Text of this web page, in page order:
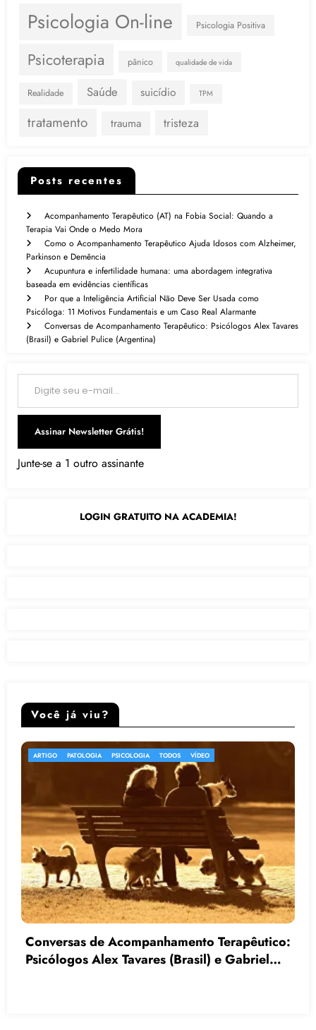
Psicologia On-line Psicologia Positiva
Psicoterapia pânico qualidade de vida
Realidade Saúde suicídio TPM
tratamento trauma tristeza
Posts recentes
Acompanhamento Terapêutico (AT) na Fobia Social: Quando a
Terapia Vai Onde o Medo Mora
Como o Acompanhamento Terapêutico Ajuda Idosos com Alzheimer,
Parkinson e Demência
Acupuntura e infertilidade humana: uma abordagem integrativa
baseada em evidências científicas
Por que a Inteligência Artificial Não Deve Ser Usada como
Psicóloga: 11 Motivos Fundamentais e um Caso Real Alarmante
Conversas de Acompanhamento Terapêutico: Psicólogos Alex Tavares
(Brasil) e Gabriel Pulice (Argentina)
Digite seu e-mail…
Assinar Newsletter Grátis!
Junte-se a 1 outro assinante
LOGIN GRATUITO NA ACADEMIA!
Você já viu?
ARTIGO PSICOLOGIA TODOS VÍDEO
As 5 Técnicas Mais Utilizadas por